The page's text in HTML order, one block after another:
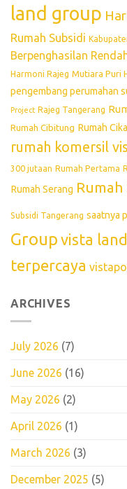
land group
Rumah Subsidi
Berpenghasilan
Harmoni Rajeg Mutiara Puri
pengembang perumahan
Project Rajeg Tangerang
Rumah Cibitung Rumah
rumah komersil
300 jutaan Rumah Pertama
Rumah Serang Rumah
Subsidi Tangerang saatnya
Group vista
terpercaya
ARCHIVES
July 2026 (7)
June 2026 (16)
May 2026 (2)
April 2026 (1)
March 2026 (3)
December 2025 (5)